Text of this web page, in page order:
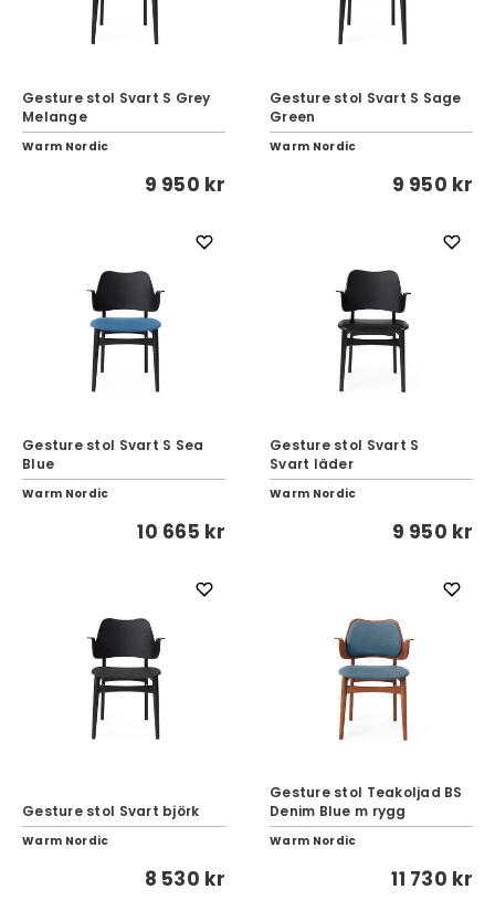
Gesture stol Svart S Grey
Melange
Warm Nordic
9 950 kr
Gesture stol Svart S Sage
Green
Warm Nordic
9 950 kr
Gesture stol Svart S Sea
Blue
Warm Nordic
10 665 kr
Gesture stol Svart S
Svart läder
Warm Nordic
9 950 kr
Gesture stol Svart björk
Warm Nordic
8 530 kr
Gesture stol Teakoljad BS
Denim Blue m rygg
Warm Nordic
11 730 kr